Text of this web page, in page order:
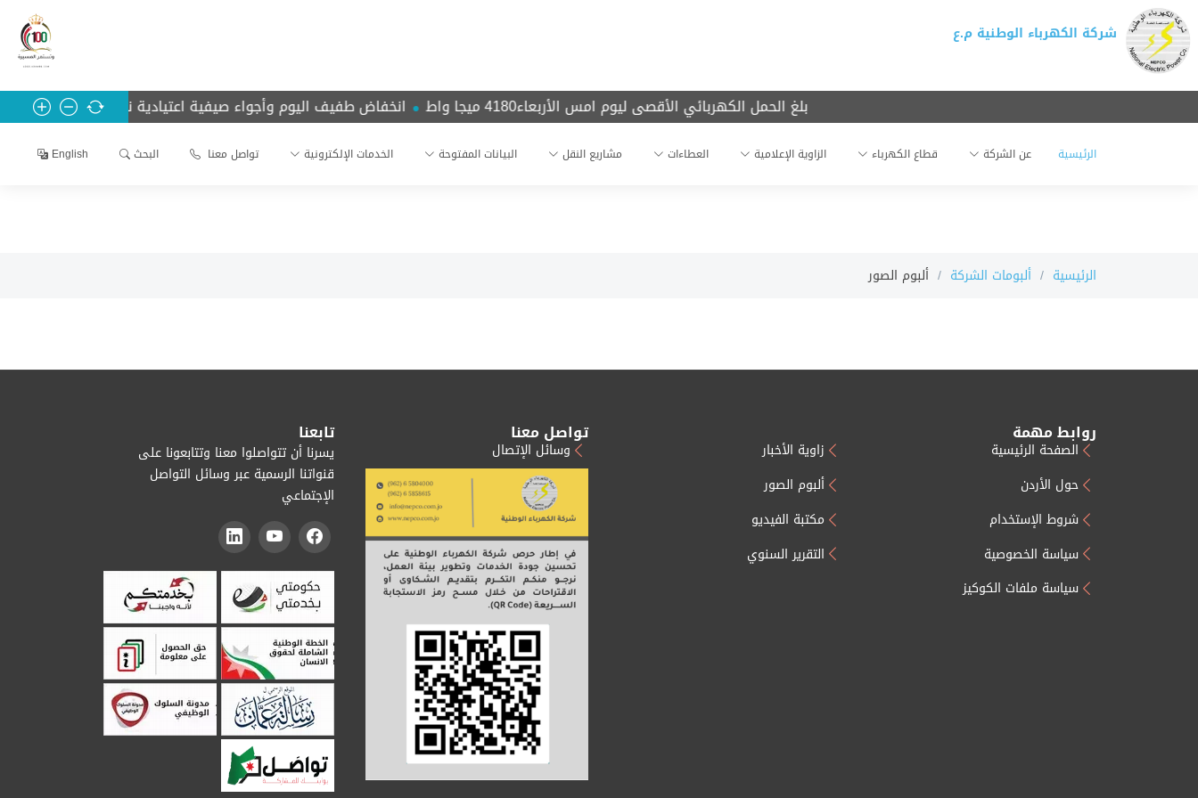
شركة الكهرباء الوطنية م.ع
بلغ الحمل الكهربائي الأقصى ليوم امس الأربعاء4180 ميجا واط انخفاض طفيف اليوم وأجواء صيفية اعتيادية نهاية الأسبوع رئيس
الرئيسية عن الشركة قطاع الكهرباء الزاوية الإعلامية العطاءات مشاريع النقل البيانات المفتوحة الخدمات الإلكترونية تواصل معنا البحث English
ألبوم الصور ألبومات الشركة الرئيسية
روابط مهمة
الصفحة الرئيسية
حول الأردن
شروط الإستخدام
سياسة الخصوصية
سياسة ملفات الكوكيز
زاوية الأخبار
ألبوم الصور
مكتبة الفيديو
التقرير السنوي
تواصل معنا
وسائل الإتصال
تابعنا
يسرنا أن تتواصلوا معنا وتتابعونا على
قنواتنا الرسمية عبر وسائل التواصل
الإجتماعي